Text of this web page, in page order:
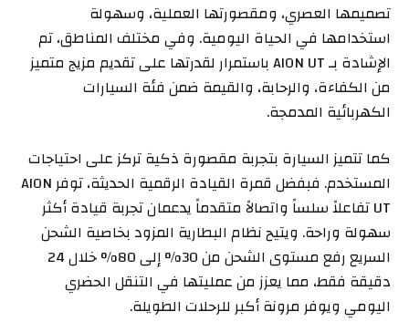
تصميمها العصري، ومقصورتها العملية، وسهولة
استخدامها في الحياة اليومية. وفي مختلف المناطق، تم
الإشادة بـ AION UT باستمرار لقدرتها على تقديم مزيج متميز
من الكفاءة، والرحابة، والقيمة ضمن فئة السيارات
الكهربائية المدمجة.
كما تتميز السيارة بتجربة مقصورة ذكية تركز على احتياجات
المستخدم. فبفضل قمرة القيادة الرقمية الحديثة، توفر AION
UT تفاعلاً سلساً واتصالاً متقدماً يدعمان تجربة قيادة أكثر
سهولة وراحة. ويتيح نظام البطارية المزود بخاصية الشحن
السريع رفع مستوى الشحن من 30% إلى 80% خلال 24
دقيقة فقط، مما يعزز من عمليتها في التنقل الحضري
اليومي ويوفر مرونة أكبر للرحلات الطويلة.